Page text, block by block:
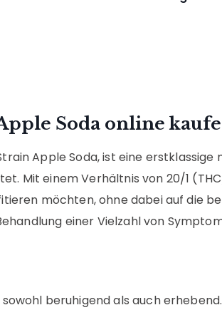
Soda online
Apple Soda, ist eine
Mit einem Verhältnis von 20/1
möchten, ohne dabei auf die
einer Vielzahl von
beruhigend als auch